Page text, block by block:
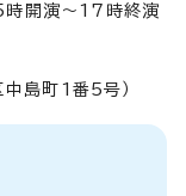
時開演～17時終演
島町1番5号）